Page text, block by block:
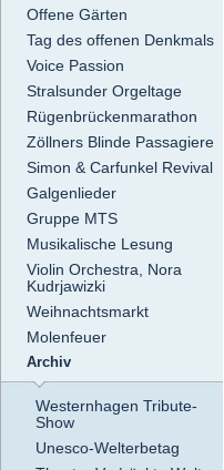
Offene Gärten
Tag des offenen Denkmals
Voice Passion
Stralsunder Orgeltage
Rügenbrückenmarathon
Zöllners Blinde Passagiere
Simon & Carfunkel Revival
Galgenlieder
Gruppe MTS
Musikalische Lesung
Violin Orchestra, Nora
Kudrjawizki
Weihnachtsmarkt
Molenfeuer
Archiv
Westernhagen Tribute-
Show
Unesco-Welterbetag